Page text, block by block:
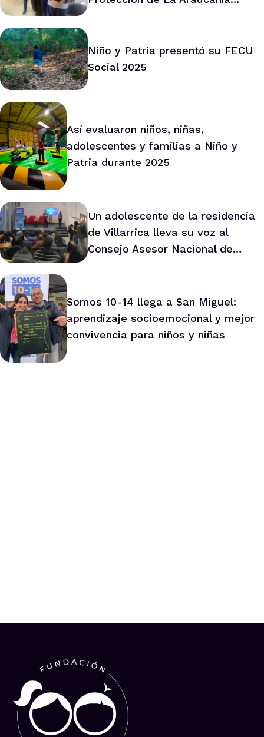
Niño y Patria presentó su FECU
Social 2025
Así evaluaron niños, niñas,
adolescentes y familias a Niño y
Patria durante 2025
Un adolescente de la residencia
de Villarrica lleva su voz al
Consejo Asesor Nacional de
Somos 10-14 llega a San Miguel:
aprendizaje socioemocional y mejor
convivencia para niños y niñas